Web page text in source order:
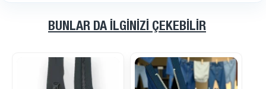
BUNLAR DA İLGINIZI ÇEKEBILIR